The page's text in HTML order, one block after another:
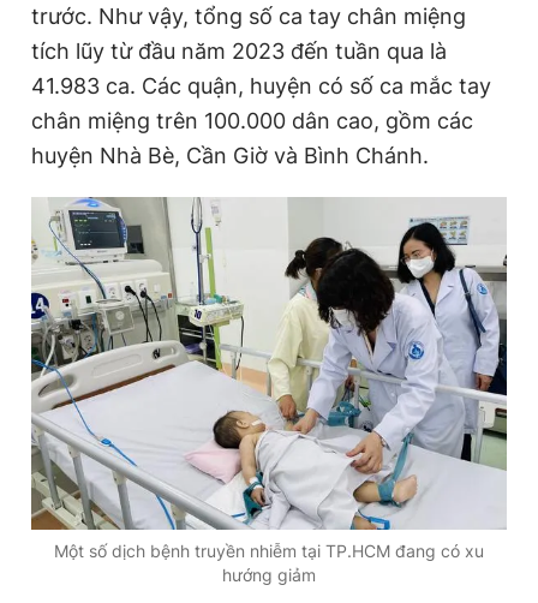
Đọc Thanh Niên trên điện thoại
Theo dõi báo trên
Hotline
0906 645 777
Liên hệ quảng cáo
0908 780 404
Đặt báo Quảng cáo RSS Tòa soạn Chính sách bảo
Tổng biên tập: Nguyễn Ngọc Toàn
Phó tổng biên tập thường trực: Hải Thành
Phó tổng biên tập: Lâm Hiếu Dũng
Phó tổng biên tập: Trần Việt Hưng
Tổng thư ký tòa soạn: Đức Trung
trước. Như vậy, tổng số ca tay chân miệng
tích lũy từ đầu năm 2023 đến tuần qua là
41.983 ca. Các quận, huyện có số ca mắc tay
chân miệng trên 100.000 dân cao, gồm các
huyện Nhà Bè, Cần Giờ và Bình Chánh.
Một số dịch bệnh truyền nhiễm tại TP.HCM đang có xu
hướng giảm